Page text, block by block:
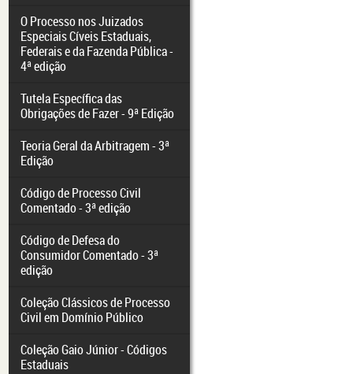
O Processo nos Juizados
Especiais Cíveis Estaduais,
Federais e da Fazenda Pública -
4ª edição
Tutela Específica das
Obrigações de Fazer - 9ª Edição
Teoria Geral da Arbitragem - 3ª
Edição
Código de Processo Civil
Comentado - 3ª edição
Código de Defesa do
Consumidor Comentado - 3ª
edição
Coleção Clássicos de Processo
Civil em Domínio Público
Coleção Gaio Júnior - Códigos
Estaduais